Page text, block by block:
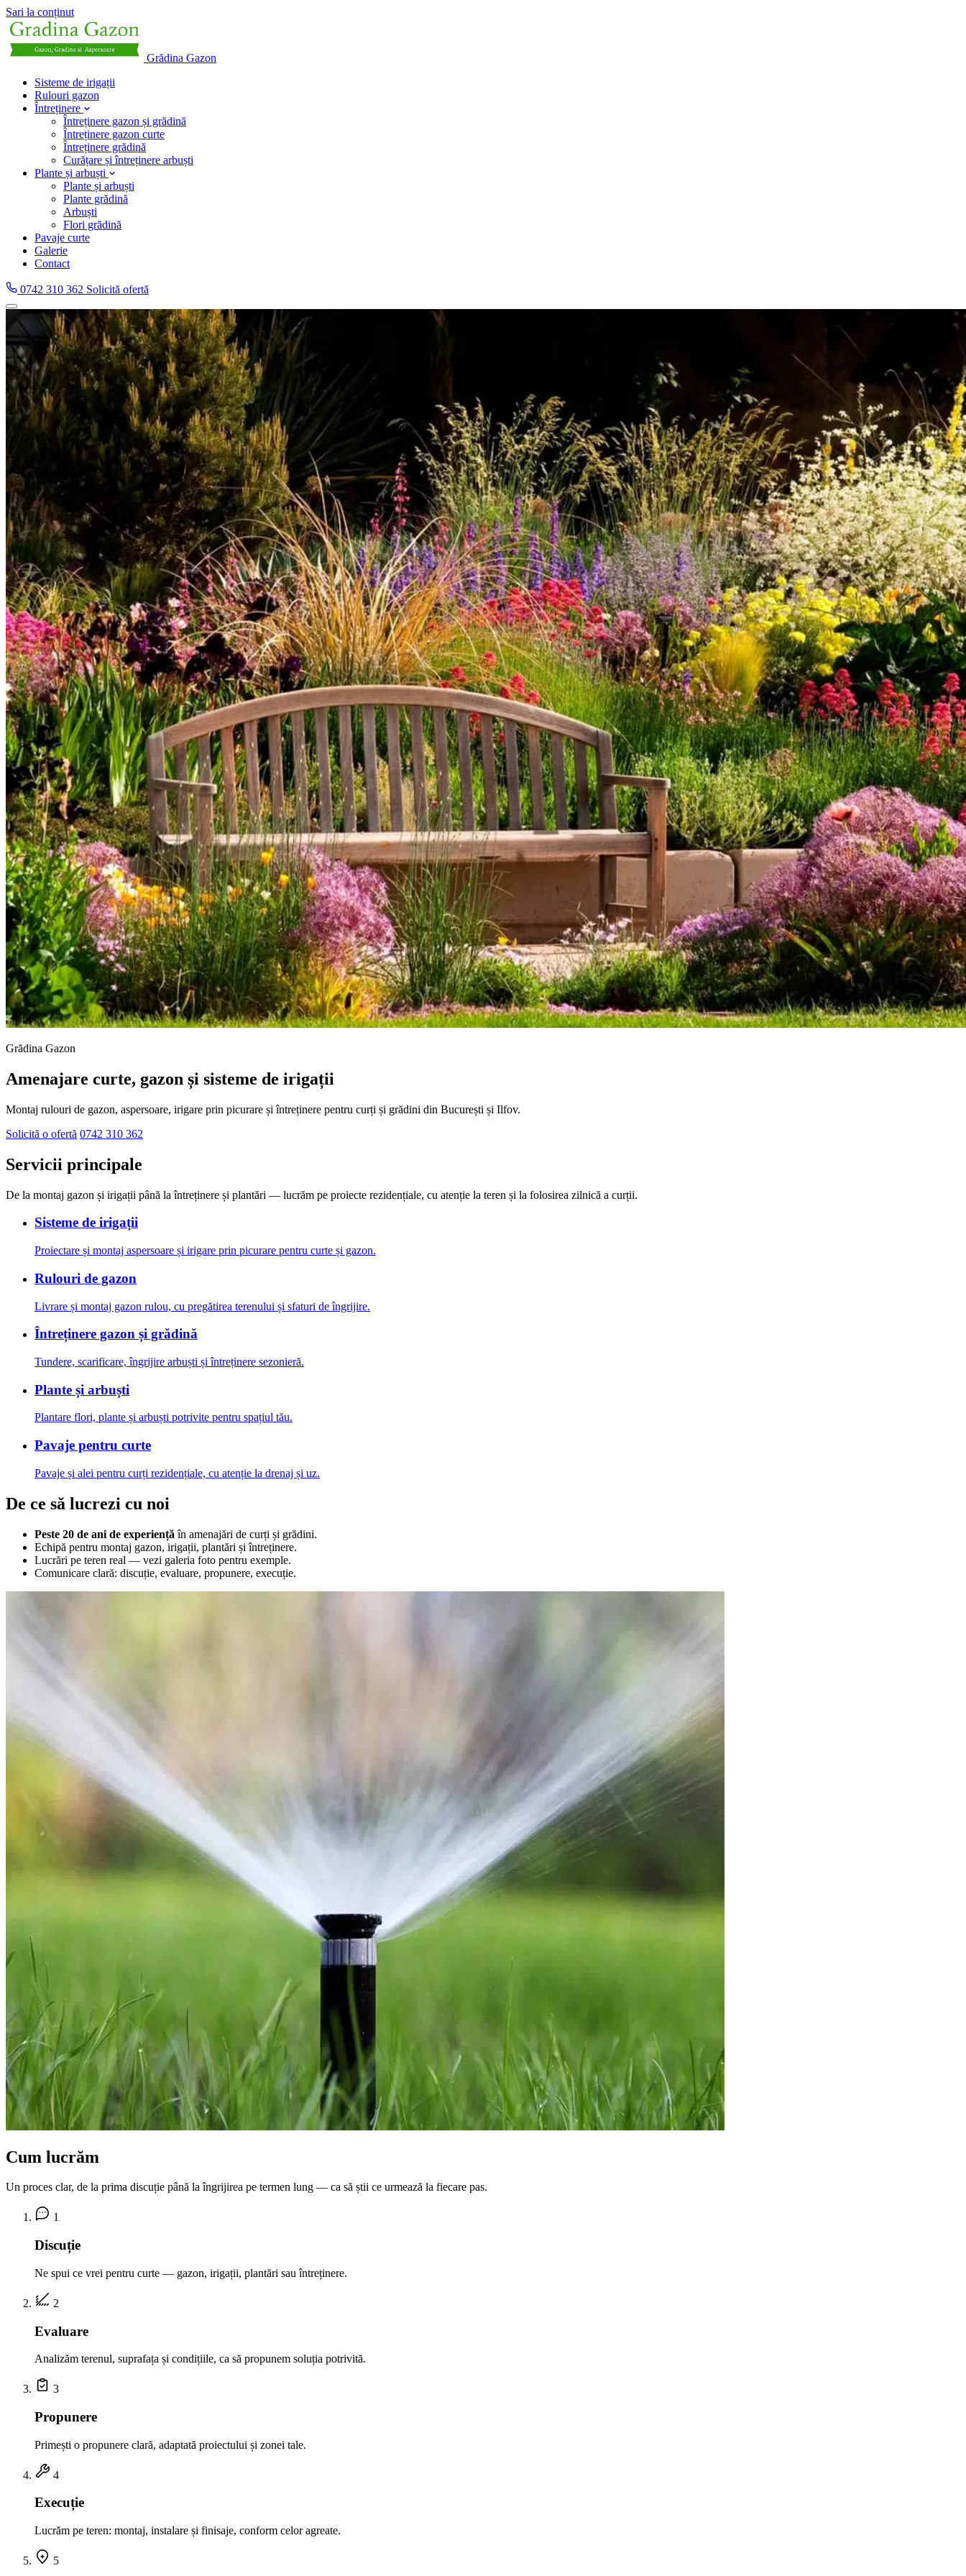
Sari la conținut
Grădina Gazon
Sisteme de irigații
Rulouri gazon
Întreținere
Întreținere gazon și grădină
Întreținere gazon curte
Întreținere grădină
Curățare și întreținere arbuști
Plante și arbuști
Plante și arbuști
Plante grădină
Arbuști
Flori grădină
Pavaje curte
Galerie
Contact
0742 310 362 Solicită ofertă
Grădina Gazon
Amenajare curte, gazon și sisteme de irigații
Montaj rulouri de gazon, aspersoare, irigare prin picurare și întreținere pentru curți și grădini din București și Ilfov.
Solicită o ofertă 0742 310 362
Servicii principale
De la montaj gazon și irigații până la întreținere și plantări — lucrăm pe proiecte rezidențiale, cu atenție la teren și la folosirea zilnică a curții.
Sisteme de irigații
Proiectare și montaj aspersoare și irigare prin picurare pentru curte și gazon.
Rulouri de gazon
Livrare și montaj gazon rulou, cu pregătirea terenului și sfaturi de îngrijire.
Întreținere gazon și grădină
Tundere, scarificare, îngrijire arbuști și întreținere sezonieră.
Plante și arbuști
Plantare flori, plante și arbuști potrivite pentru spațiul tău.
Pavaje pentru curte
Pavaje și alei pentru curți rezidențiale, cu atenție la drenaj și uz.
De ce să lucrezi cu noi
Peste 20 de ani de experiență în amenajări de curți și grădini.
Echipă pentru montaj gazon, irigații, plantări și întreținere.
Lucrări pe teren real — vezi galeria foto pentru exemple.
Comunicare clară: discuție, evaluare, propunere, execuție.
Cum lucrăm
Un proces clar, de la prima discuție până la îngrijirea pe termen lung — ca să știi ce urmează la fiecare pas.
1
Discuție
Ne spui ce vrei pentru curte — gazon, irigații, plantări sau întreținere.
2
Evaluare
Analizăm terenul, suprafața și condițiile, ca să propunem soluția potrivită.
3
Propunere
Primești o propunere clară, adaptată proiectului și zonei tale.
4
Execuție
Lucrăm pe teren: montaj, instalare și finisaje, conform celor agreate.
5